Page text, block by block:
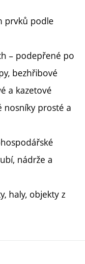
prvků podle
– podepřené po
bezhřibové
a kazetové
nosníky prosté a
nádrže a
haly, objekty z